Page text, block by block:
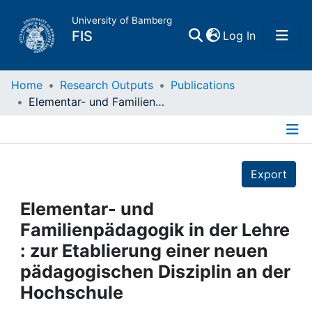
University of Bamberg
FIS Log In(current)
Home
Projects
People
Institutions
Home Research Outputs
Publications
Elementar- und Familienpädagogik in der Lehre : zur Etablierung einer neuen pädagogischen Disziplin an der Hochschule
Export
Elementar- und
Familienpädagogik in der Lehre
: zur Etablierung einer neuen
pädagogischen Disziplin an der
Hochschule